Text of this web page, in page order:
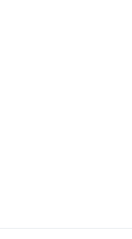
늘어날 것 같은
부들에게 희망이
도 행복한 이유』
실천하고 계신
배려, 그리고 대
목을 알파 님은 제
우리 부부도 실천